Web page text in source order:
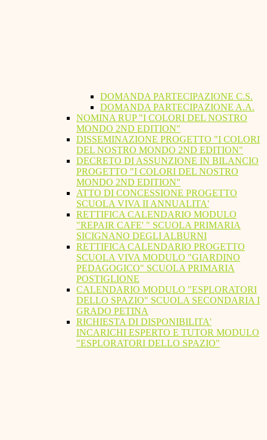
DOMANDA PARTECIPAZIONE C.S.
DOMANDA PARTECIPAZIONE A.A.
NOMINA RUP "I COLORI DEL NOSTRO
MONDO 2ND EDITION"
DISSEMINAZIONE PROGETTO "I COLORI
DEL NOSTRO MONDO 2ND EDITION"
DECRETO DI ASSUNZIONE IN BILANCIO
PROGETTO "I COLORI DEL NOSTRO
MONDO 2ND EDITION"
ATTO DI CONCESSIONE PROGETTO
SCUOLA VIVA II ANNUALITA'
RETTIFICA CALENDARIO MODULO
"REPAIR CAFE' " SCUOLA PRIMARIA
SICIGNANO DEGLI ALBURNI
RETTIFICA CALENDARIO PROGETTO
SCUOLA VIVA MODULO "GIARDINO
PEDAGOGICO" SCUOLA PRIMARIA
POSTIGLIONE
CALENDARIO MODULO "ESPLORATORI
DELLO SPAZIO" SCUOLA SECONDARIA I
GRADO PETINA
RICHIESTA DI DISPONIBILITA'
INCARICHI ESPERTO E TUTOR MODULO
"ESPLORATORI DELLO SPAZIO"